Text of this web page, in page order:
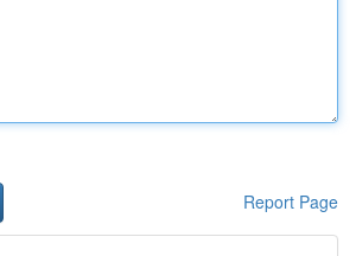
Report Page